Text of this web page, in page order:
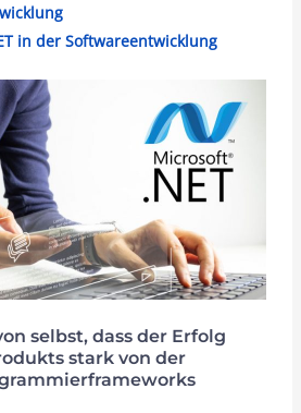
in der Softwareentwicklung
selbst, dass der Erfolg
stark von der